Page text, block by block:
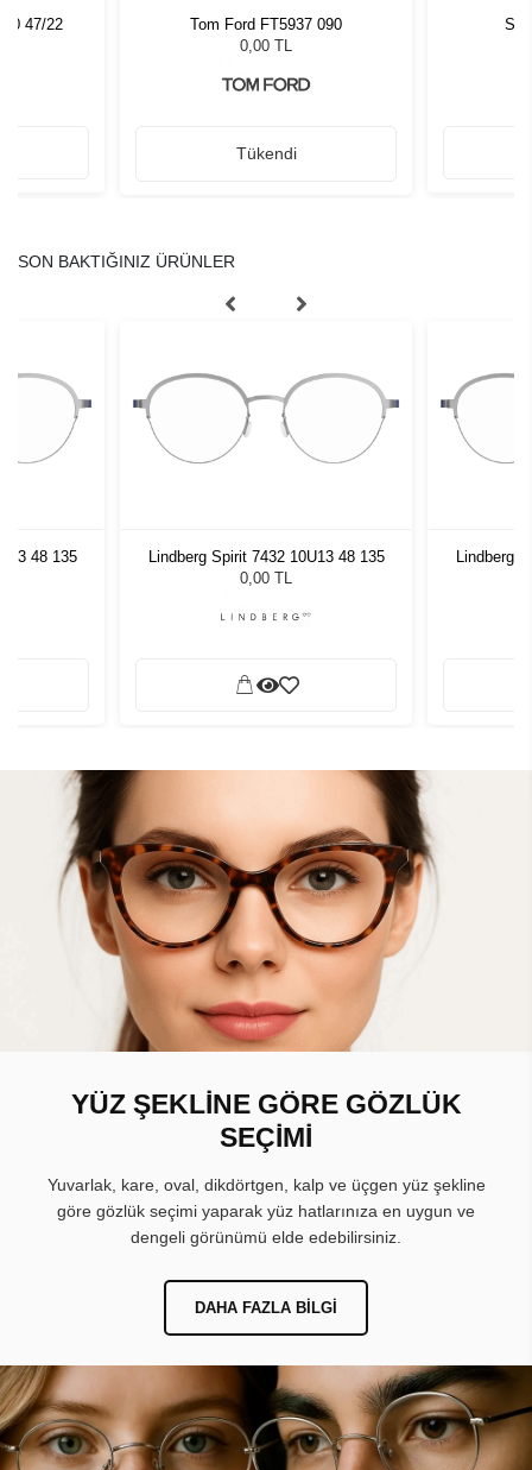
47/22
Tom Ford FT5937 090
0,00 TL
Tükendi
SON BAKTIĞINIZ ÜRÜNLER
48 135
Lindberg Spirit 7432 10U13 48 135
0,00 TL
Lindberg
YÜZ ŞEKLİNE GÖRE GÖZLÜK
SEÇİMİ
Yuvarlak, kare, oval, dikdörtgen, kalp ve üçgen yüz şekline
göre gözlük seçimi yaparak yüz hatlarınıza en uygun ve
dengeli görünümü elde edebilirsiniz.
DAHA FAZLA BILGI